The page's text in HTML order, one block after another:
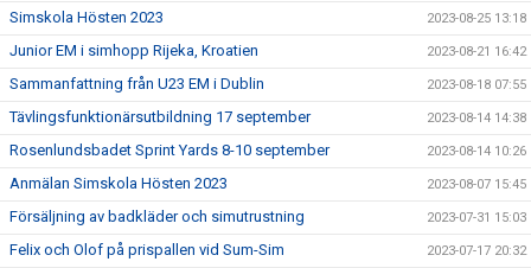
Simskola Hösten 2023 2023-08-25 13:18
Junior EM i simhopp Rijeka, Kroatien 2023-08-21 16:42
Sammanfattning från U23 EM i Dublin 2023-08-18 07:55
Tävlingsfunktionärsutbildning 17 september 2023-08-14 14:38
Rosenlundsbadet Sprint Yards 8-10 september 2023-08-14 10:26
Anmälan Simskola Hösten 2023 2023-08-07 15:45
Försäljning av badkläder och simutrustning 2023-07-31 15:03
Felix och Olof på prispallen vid Sum-Sim 2023-07-17 20:32